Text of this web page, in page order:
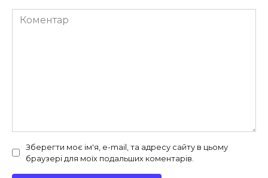
Коментар
Зберегти моє ім'я, e-mail, та адресу сайту в цьому
браузері для моїх подальших коментарів.